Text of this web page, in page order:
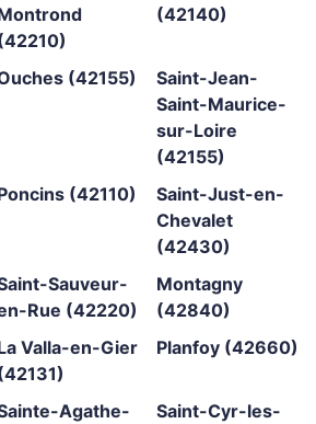
(42140)
(42155)
Saint-Jean-
Saint-Maurice-
sur-Loire
(42155)
(42110)
Saint-Just-en-
Chevalet
(42430)
Sauveur-
Rue (42220)
Montagny
(42840)
Valla-en-Gier
Planfoy (42660)
Agathe-
Saint-Cyr-les-